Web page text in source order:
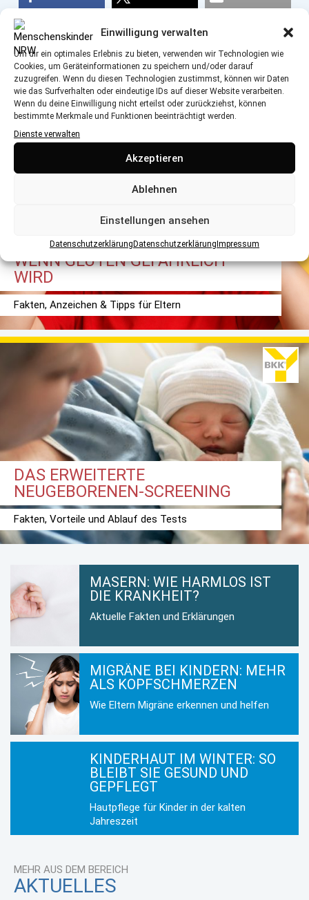
Einwilligung verwalten
Um dir ein optimales Erlebnis zu bieten, verwenden wir Technologien wie
Cookies, um Geräteinformationen zu speichern und/oder darauf
zuzugreifen. Wenn du diesen Technologien zustimmst, können wir Daten
wie das Surfverhalten oder eindeutige IDs auf dieser Website verarbeiten.
Wenn du deine Einwilligung nicht erteilst oder zurückziehst, können
bestimmte Merkmale und Funktionen beeinträchtigt werden.
Dienste verwalten
Akzeptieren
Ablehnen
Einstellungen ansehen
Datenschutzerklärung Datenschutzerklärung Impressum
DAS KÖNNTE SIE AUCH INTERESSIEREN
GLUTENINTOLERANZ & ZÖLIAKIE:
WENN GLUTEN GEFÄHRLICH
WIRD
Fakten, Anzeichen & Tipps für Eltern
DAS ERWEITERTE
NEUGEBORENEN-SCREENING
Fakten, Vorteile und Ablauf des Tests
MASERN: WIE HARMLOS IST
DIE KRANKHEIT?
Aktuelle Fakten und Erklärungen
MIGRÄNE BEI KINDERN: MEHR
ALS KOPFSCHMERZEN
Wie Eltern Migräne erkennen und helfen
KINDERHAUT IM WINTER: SO
BLEIBT SIE GESUND UND
GEPFLEGT
Hautpflege für Kinder in der kalten
Jahreszeit
MEHR AUS DEM BEREICH
AKTUELLES